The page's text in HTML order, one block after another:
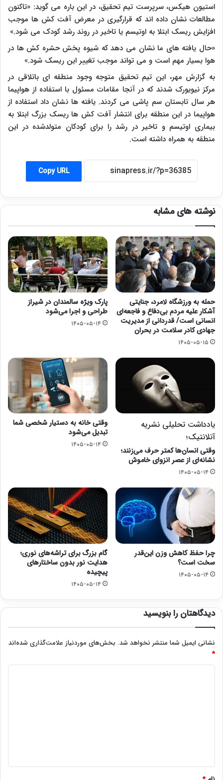
استیون هیکس، سرپرست تیم تحقیق، در این باره می گوید: «تاکنون
مطالعات نشان داده اند که قرارگیری در معرض آفت کش ها موجب
افزایش ریسک ابتلا به اوتیسم یا تاخیر در روند رشد کودک می شود.»
«حال یافته های ما نشان می دهد که شیوه پخش حشره کش ها در
هوا بسیار مهم است و می تواند موجب تغییر این ریسک شود.»
به گزارش مهر، این تیم تحقیق متوجه وجود منطقه ای باتلاقی در
مرکز نیویورک شدند که در آنجا مقامات مسئول با استفاده از هواپیما
هر سال تابستان سم پاشی می کردند. یافته ها نشان داد استفاده از
هواپیما در این منطقه برای انتشار آفت کش ها ریسک بزرگ ابتلا به
بیماری اوتیسم و تاخیر در رشد را برای کودکان متولدشده در این
منطقه به همراه داشته است.
Copy URL
نوشته های مشابه
حمله به ورزشگاه لامرد، جنایتی
آشکار علیه مردم بی‌دفاع و فاجعه‌ای
انسانی است/ قدردانی از مدیریت
جهادی کادر سلامت در بحران
۱۴۰۵-۰۵-۱۵
پارک ویژه سالمندان در شیراز
طراحی و اجرا می‌شود
۱۴۰۵-۰۵-۱۴
یادداشت تحلیلی نشریه
آتلانتیک؛
وقتی انسان‌ها کمتر حرف می‌زنند؛
نشانه‌ای از عصر انزوای خاموش
۱۴۰۵-۰۵-۱۴
وقتی خانه به دستیار شخصی شما
تبدیل می‌شود
۱۴۰۵-۰۵-۱۴
چرا حفظ کاهش وزن این‌قدر
سخت است؟
۱۴۰۵-۰۵-۱۴
گام بزرگ برای تراشه‌های نوری؛
هدایت نور بدون ساختارهای
پیچیده
۱۴۰۵-۰۵-۱۴
دیدگاهتان را بنویسید
نشانی ایمیل شما منتشر نخواهد شد. بخش‌های موردنیاز علامت‌گذاری شده‌اند
*